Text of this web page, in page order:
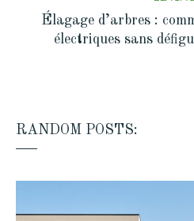
Élagage d’arbres :
électriques sans
RANDOM POSTS: